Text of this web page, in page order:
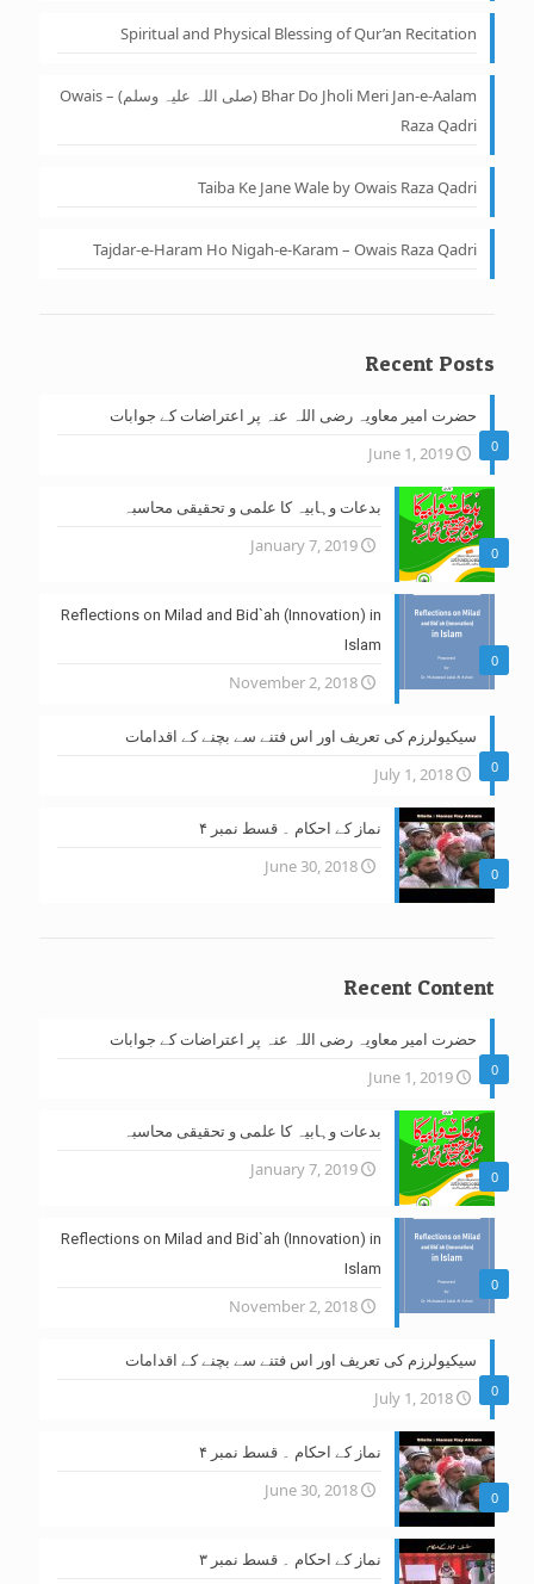
Spiritual and Physical Blessing of Qur’an Recitation
Bhar Do Jholi Meri Jan-e-Aalam (صلی اللہ علیہ وسلم) – Owais
Raza Qadri
Taiba Ke Jane Wale by Owais Raza Qadri
Tajdar-e-Haram Ho Nigah-e-Karam – Owais Raza Qadri
Recent Posts
0
حضرت امیر معاویہ رضی اللہ عنہ پر اعتراضات کے جوابات
June 1, 2019
0
بدعات وہابیہ کا علمی و تحقیقی محاسبہ
January 7, 2019
0
Reflections on Milad and Bid`ah (Innovation) in
Islam
November 2, 2018
0
سیکیولرزم کی تعریف اور اس فتنے سے بچنے کے اقدامات
July 1, 2018
0
نماز کے احکام ۔ قسط نمبر ۴
June 30, 2018
Recent Content
0
حضرت امیر معاویہ رضی اللہ عنہ پر اعتراضات کے جوابات
June 1, 2019
0
بدعات وہابیہ کا علمی و تحقیقی محاسبہ
January 7, 2019
0
Reflections on Milad and Bid`ah (Innovation) in
Islam
November 2, 2018
0
سیکیولرزم کی تعریف اور اس فتنے سے بچنے کے اقدامات
July 1, 2018
0
نماز کے احکام ۔ قسط نمبر ۴
June 30, 2018
نماز کے احکام ۔ قسط نمبر ۳